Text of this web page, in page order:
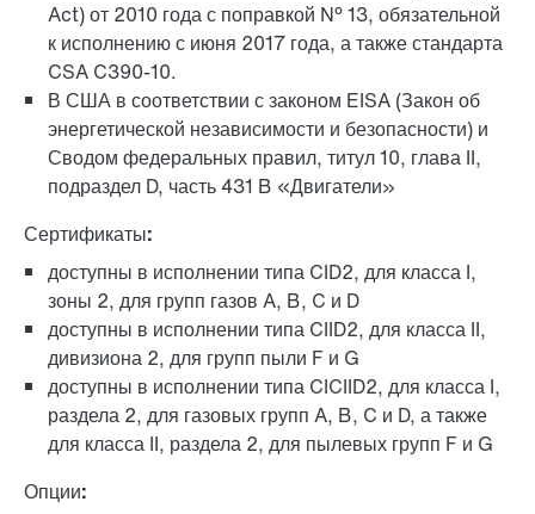
Act) от 2010 года с поправкой № 13, обязательной
к исполнению с июня 2017 года, а также стандарта
CSA C390-10.
В США в соответствии с законом EISA (Закон об
энергетической независимости и безопасности) и
Сводом федеральных правил, титул 10, глава II,
подраздел D, часть 431 B «Двигатели»
Сертификаты:
доступны в исполнении типа CID2, для класса I,
зоны 2, для групп газов A, B, C и D
доступны в исполнении типа CIID2, для класса II,
дивизиона 2, для групп пыли F и G
доступны в исполнении типа CICIID2, для класса I,
раздела 2, для газовых групп A, B, C и D, а также
для класса II, раздела 2, для пылевых групп F и G
Опции: